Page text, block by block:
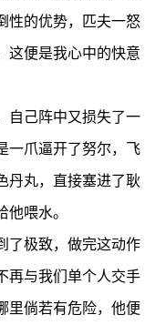
性的优势，匹夫一怒
这便是我心中的快意
己阵中又损失了一
一爪逼开了努尔，飞
丹丸，直接塞进了耿
喂水。
极致，做完这动作
再与我们单个人交手
里倘若有危险，他便